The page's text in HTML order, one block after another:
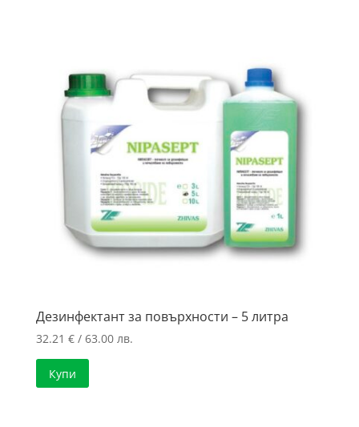
Дезинфектант за повърхности – 5 литра
32.21 €/ 63.00 лв.
Купи